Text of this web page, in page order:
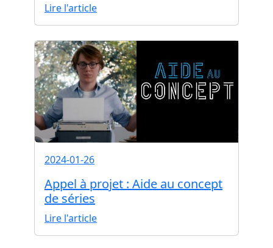
Lire l'article
2024-01-26
Appel à projet : Aide au concept
de séries
Lire l'article